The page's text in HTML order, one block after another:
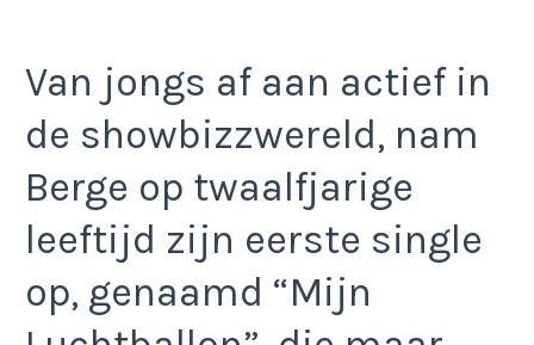
Van jongs af aan actief in
de showbizzwereld, nam
Berge op twaalfjarige
leeftijd zijn eerste single
op, genaamd “Mijn